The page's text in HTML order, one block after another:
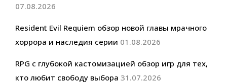
07.08.2026
Resident Evil Requiem обзор новой главы мрачного
хоррора и наследия серии 01.08.2026
RPG с глубокой кастомизацией обзор игр для тех,
кто любит свободу выбора 31.07.2026